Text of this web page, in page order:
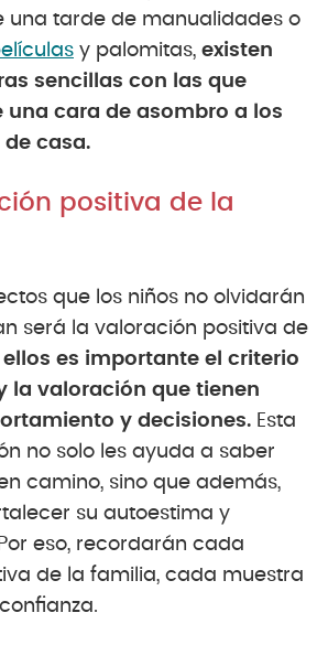
una tarde de manualidades o
y palomitas, existen
sencillas con las que
una cara de asombro a los
casa.
positiva de la
que los niños no olvidarán
será la valoración positiva de
ellos es importante el criterio
la valoración que tienen
y decisiones. Esta
no solo les ayuda a saber
camino, sino que además,
su autoestima y
eso, recordarán cada
de la familia, cada muestra